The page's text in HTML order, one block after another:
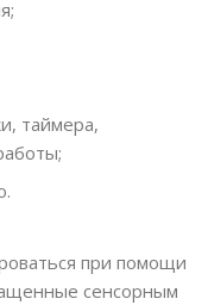
таймера,
при помощи
сенсорным